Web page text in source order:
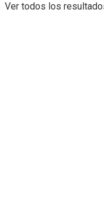
Ver todos los